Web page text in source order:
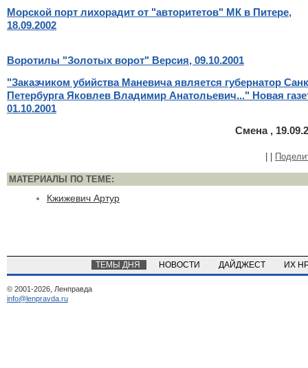
Морской порт лихорадит от "авторитетов" МК в Питере,
18.09.2002
Воротилы "Золотых ворот" Версия, 09.10.2001
"Заказчиком убийства Маневича является губернатор
Петербурга Яковлев Владимир Анатольевич..." Новая
01.10.2001
Смена ,
МАТЕРИАЛЫ ПО ТЕМЕ:
Кжижевич Артур
ТЕМЫ ДНЯ НОВОСТИ ДАЙДЖЕСТ ИХ
© 2001-2026, Ленправда
info@lenpravda.ru